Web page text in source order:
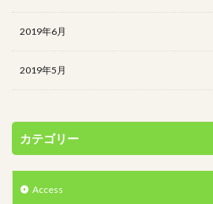
2019年6月
2019年5月
カテゴリー
Access